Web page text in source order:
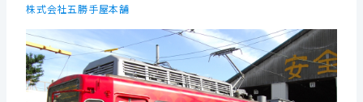
株式会社五勝手屋本舗